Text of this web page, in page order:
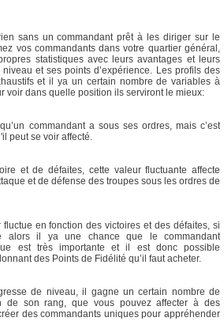
sans un commandant prêt à les diriger sur le
vos commandants dans votre quartier général,
statistiques avec leurs avantages et leurs
et ses points d’expérience. Les profils des
et il ya un certain nombre de variables à
voir dans quelle position ils serviront le mieux:
commandant a sous ses ordres, mais c’est
peut se voir affecté.
et de défaites, cette valeur fluctuante affecte
et de défense des troupes sous les ordres de
en fonction des victoires et des défaites, si
alors il ya une chance que le commandant
est très importante et il est donc possible
des Points de Fidélité qu’il faut acheter.
de niveau, il gagne un certain nombre de
de son rang, que vous pouvez affecter à des
des commandants uniques pour appréhender